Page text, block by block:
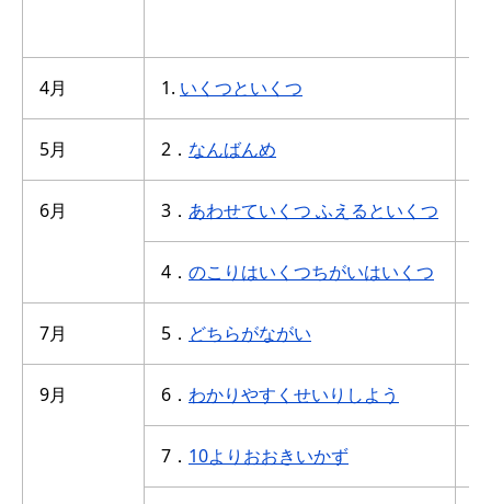
4月 1. いくつといくつ
5月 2． なんばんめ
6月 3． あわせていくつ ふえるといくつ
4． のこりはいくつちがいはいくつ
7月 5． どちらがながい
9月 6． わかりやすくせいりしよう
7． 10よりおおきいかず